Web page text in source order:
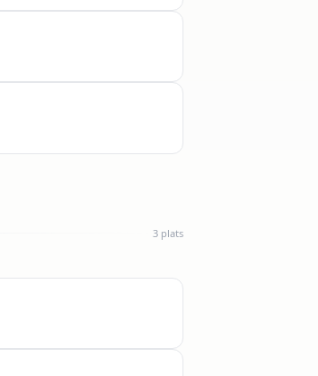
3 plats